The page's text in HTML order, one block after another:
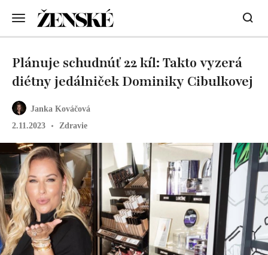
Janka Kováčová
2.11.2023
Zdravie
Plánuje schudnúť 22 kíl: Takto vyzerá
diétny jedálniček Dominiky Cibulkovej